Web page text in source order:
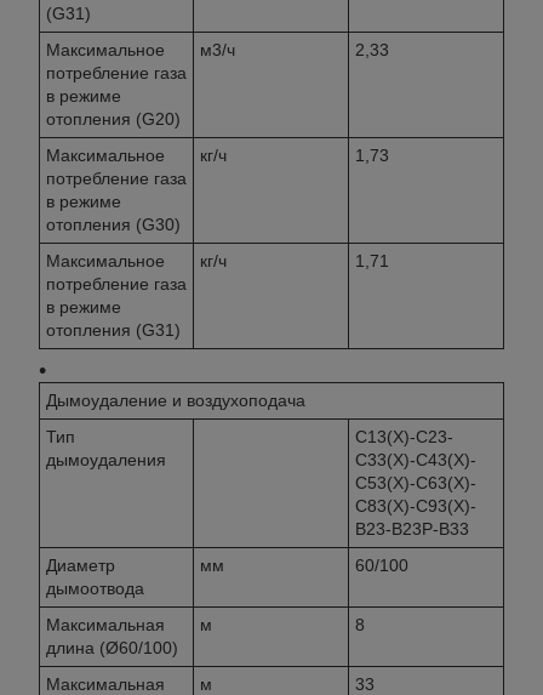
(G31)
Максимальное
потребление газа
в режиме
отопления (G20)
м3/ч 2,33
Максимальное
потребление газа
в режиме
отопления (G30)
кг/ч 1,73
Максимальное
потребление газа
в режиме
отопления (G31)
кг/ч 1,71
Дымоудаление и воздухоподача
Тип
дымоудаления
C13(X)-C23-
C33(X)-C43(X)-
C53(X)-C63(X)-
C83(X)-C93(X)-
B23-B23P-B33
Диаметр
дымоотвода
мм 60/100
Максимальная
длина (Ø60/100)
м 8
Максимальная
м 33